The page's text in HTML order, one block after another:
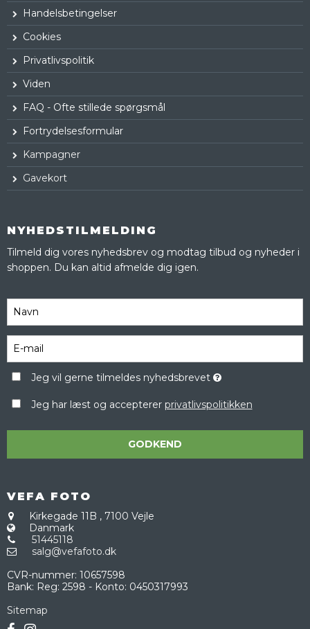
Handelsbetingelser
Cookies
Privatlivspolitik
Viden
FAQ - Ofte stillede spørgsmål
Fortrydelsesformular
Kampagner
Gavekort
NYHEDSTILMELDING
Tilmeld dig vores nyhedsbrev og modtag tilbud og nyheder i
shoppen. Du kan altid afmelde dig igen.
Jeg vil gerne tilmeldes nyhedsbrevet
Jeg har læst og accepterer privatlivspolitikken
GODKEND
VEFA FOTO
Kirkegade 11B , 7100 Vejle
Danmark
51445118
salg@vefafoto.dk
CVR-nummer: 10657598
Bank: Reg: 2598 - Konto: 0450317993
Sitemap